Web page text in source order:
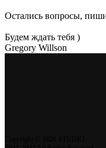
Остались вопросы,
Будем ждать тебя )
Gregory Willson